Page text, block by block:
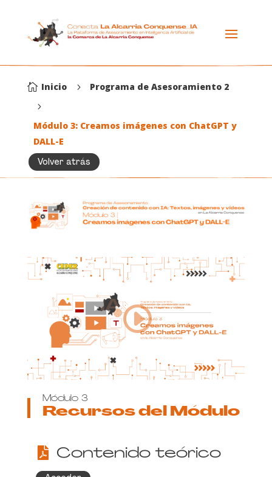
 Inicio 5 Programa de Asesoramiento 2
5
Módulo 3: Creamos imágenes con ChatGPT y
DALL-E
Volver atrás
Módulo 3
Recursos del Módulo
Contenido teórico